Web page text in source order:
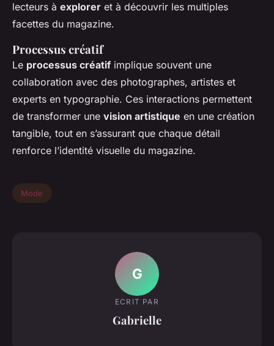
lecteurs à explorer et à découvrir les multiples
facettes du magazine.
Processus créatif
Le processus créatif implique souvent une
collaboration avec des photographes, artistes et
experts en typographie. Ces interactions permettent
de transformer une vision artistique en une création
tangible, tout en s’assurant que chaque détail
renforce l’identité visuelle du magazine.
Mode
G
ECRIT PAR
Gabrielle